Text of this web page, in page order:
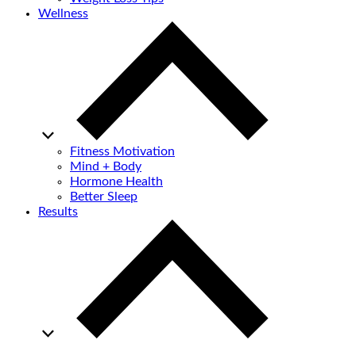
Wellness
Fitness Motivation
Mind + Body
Hormone Health
Better Sleep
Results